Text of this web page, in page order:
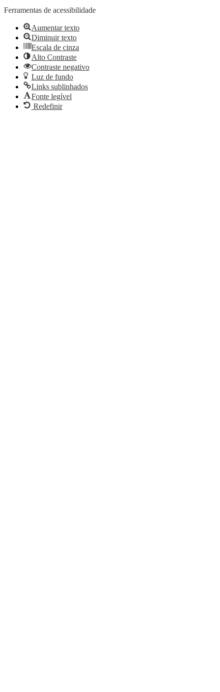
Ferramentas de acessibilidade
Aumentar texto
Diminuir texto
Escala de cinza
Alto Contraste
Contraste negativo
Luz de fundo
Links sublinhados
Fonte legível
Redefinir